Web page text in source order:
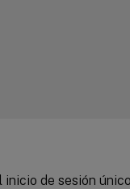
de sesión